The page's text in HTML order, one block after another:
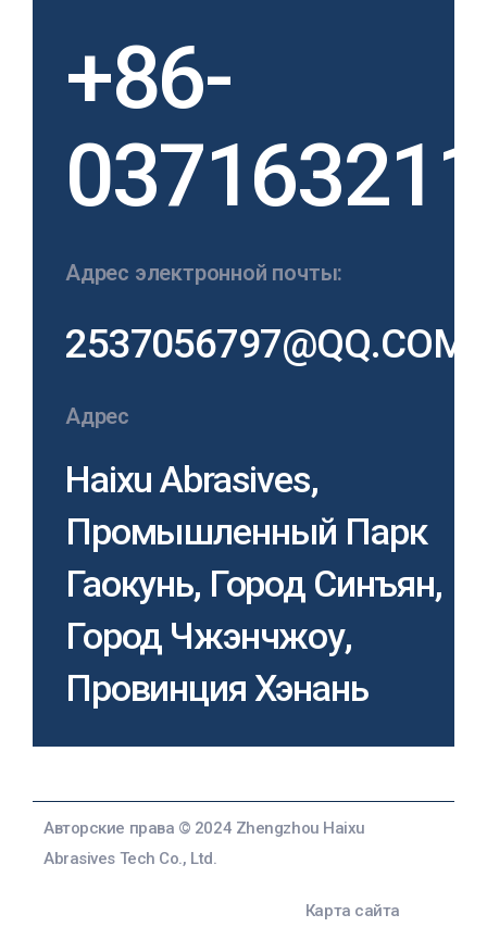
+86-
Адрес электронной почты:
2537056797@QQ.COM
Адрес
Haixu Abrasives,
Промышленный Парк
Гаокунь, Город Синъян,
Город Чжэнчжоу,
Провинция Хэнань
Авторские права © 2024 Zhengzhou Haixu
Abrasives Tech Co., Ltd.
Карта сайта